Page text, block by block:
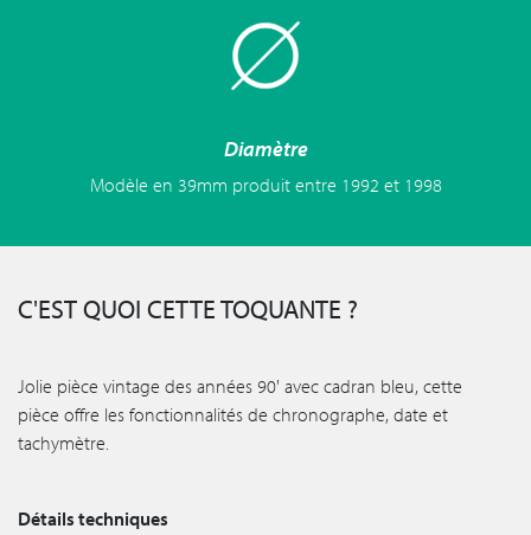
Diamètre
Modèle en 39mm produit entre 1992 et 1998
C'EST QUOI CETTE TOQUANTE ?
Jolie pièce vintage des années 90' avec cadran bleu, cette
pièce offre les fonctionnalités de chronographe, date et
tachymètre.
Détails techniques